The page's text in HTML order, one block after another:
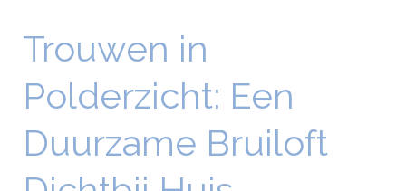
Trouwen in
Polderzicht: Een
Duurzame Bruiloft
Trouwen
Polderzicht:
Duurzame